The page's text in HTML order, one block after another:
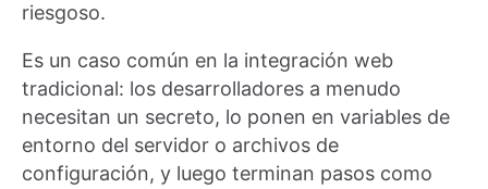
riesgoso.
Es un caso común en la integración web
tradicional: los desarrolladores a menudo
necesitan un secreto, lo ponen en variables de
entorno del servidor o archivos de
configuración, y luego terminan pasos como